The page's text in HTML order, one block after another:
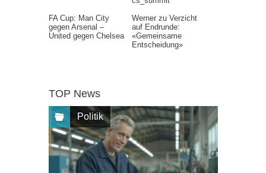
FA Cup: Man City
gegen Arsenal –
United gegen Chelsea
Werner zu Verzicht
auf Endrunde:
«Gemeinsame
Entscheidung»
TOP News
Politik